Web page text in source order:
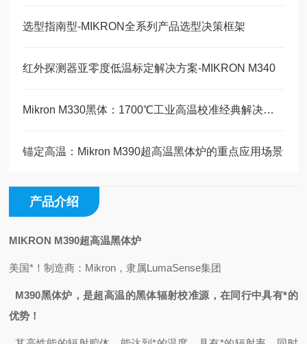
选型指南型-MIKRON全系列产品选型决策框架
红外探测器亚零度低温标定解决方案-MIKRON M340
Mikron M330黑体：1700℃工业高温校准经典解决方案
锚定高温：Mikron M390超高温黑体炉的重点应用场景
产品介绍
MIKRON M390超高温黑体炉
美国*！制造商：Mikron，隶属LumaSense集团
M390黑体炉 ，是超高温的黑体辐射校准源，在同行中具有*的
优势！